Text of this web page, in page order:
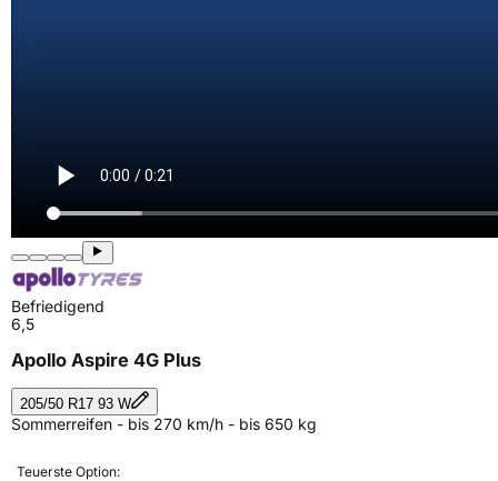
Befriedigend
6,5
Apollo Aspire 4G Plus
205/50 R17 93 W
Sommerreifen - bis 270 km/h - bis 650 kg
Teuerste Option: